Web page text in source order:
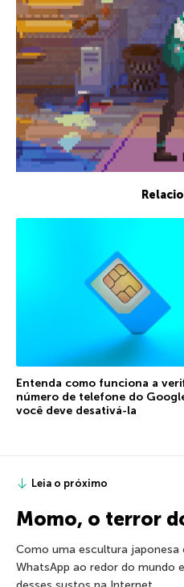
Entenda como funciona a
número de telefone do
você deve desativá-la
Leia o próximo
Momo, o terror
Como uma escultura japonesa
WhatsApp ao redor do mundo